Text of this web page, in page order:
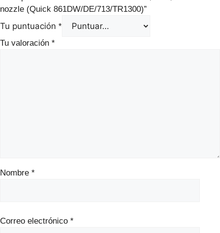
nozzle (Quick 861DW/DE/713/TR1300)”
Tu puntuación *
Tu valoración *
Nombre *
Correo electrónico *